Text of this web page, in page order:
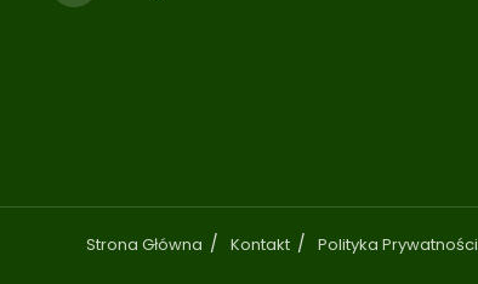
Strona Główna Kontakt Polityka Prywatności